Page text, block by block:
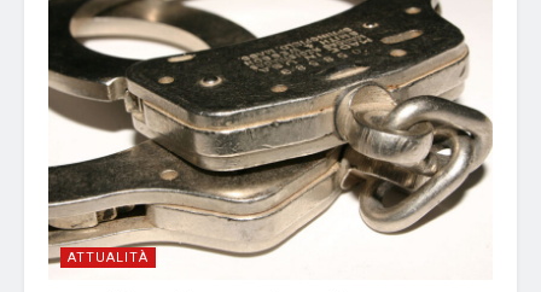
ATTUALITÀ